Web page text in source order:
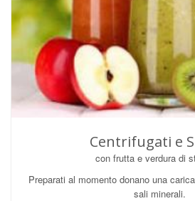
Centrifugati e
con frutta e verdura di
Preparati al momento donano una
sali minerali.